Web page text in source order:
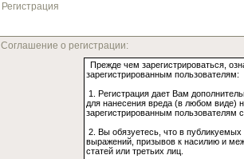
Регистрация
Соглашение о регистрации: